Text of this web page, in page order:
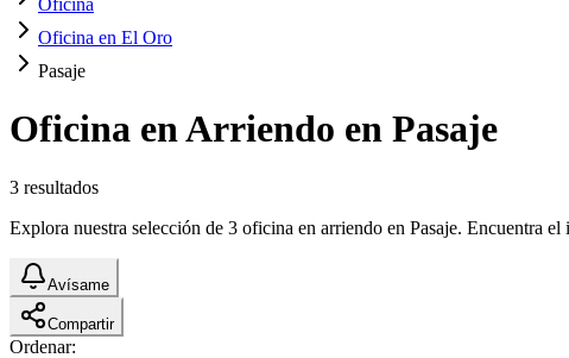
Oficina
Oficina en El Oro
Pasaje
Oficina en Arriendo en Pasaje
3 resultados
Explora nuestra selección de 3 oficina en arriendo en Pasaje. Encuentra
Avísame
Compartir
Ordenar: